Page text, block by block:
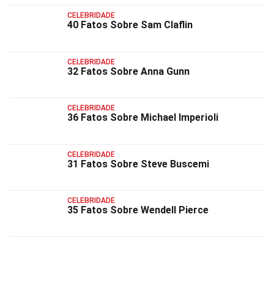
CELEBRIDADE
40 Fatos Sobre Sam Claflin
CELEBRIDADE
32 Fatos Sobre Anna Gunn
CELEBRIDADE
36 Fatos Sobre Michael Imperioli
CELEBRIDADE
31 Fatos Sobre Steve Buscemi
CELEBRIDADE
35 Fatos Sobre Wendell Pierce